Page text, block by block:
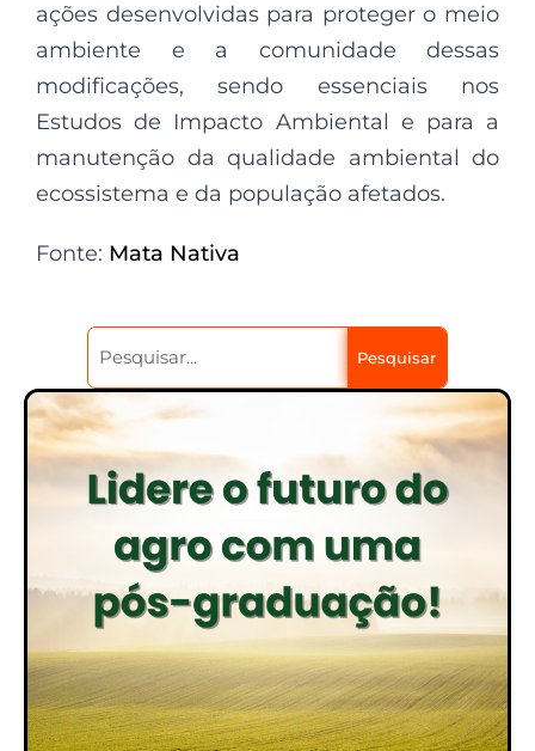
ações desenvolvidas para proteger o meio
ambiente e a comunidade dessas
modificações, sendo essenciais nos
Estudos de Impacto Ambiental e para a
manutenção da qualidade ambiental do
ecossistema e da população afetados.
Fonte: Mata Nativa
Pesquisar